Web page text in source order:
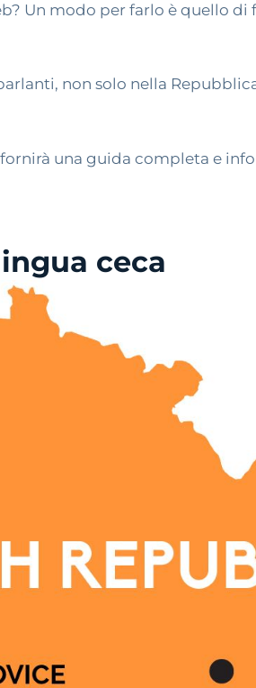
Un modo per farlo è quello
non solo nella
una guida completa e
ceca